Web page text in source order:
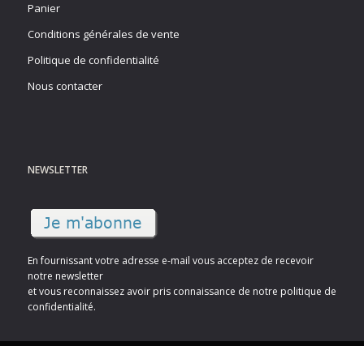
Panier
Conditions générales de vente
Politique de confidentialité
Nous contacter
NEWSLETTER
En fournissant votre adresse e-mail vous acceptez de recevoir
notre newsletter
et vous reconnaissez avoir pris connaissance de notre politique de
confidentialité.